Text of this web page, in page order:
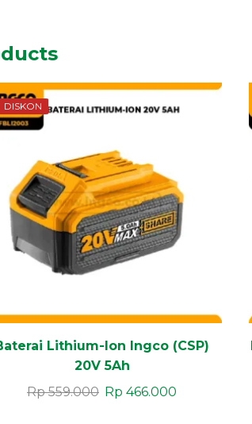
DISKON
Lithium-Ion Ingco (CSP)
20V 5Ah
Rp559.000 Rp 466.000